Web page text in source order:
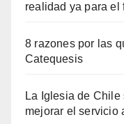
realidad ya para el
8 razones por las
Catequesis
La Iglesia de
mejorar el servicio